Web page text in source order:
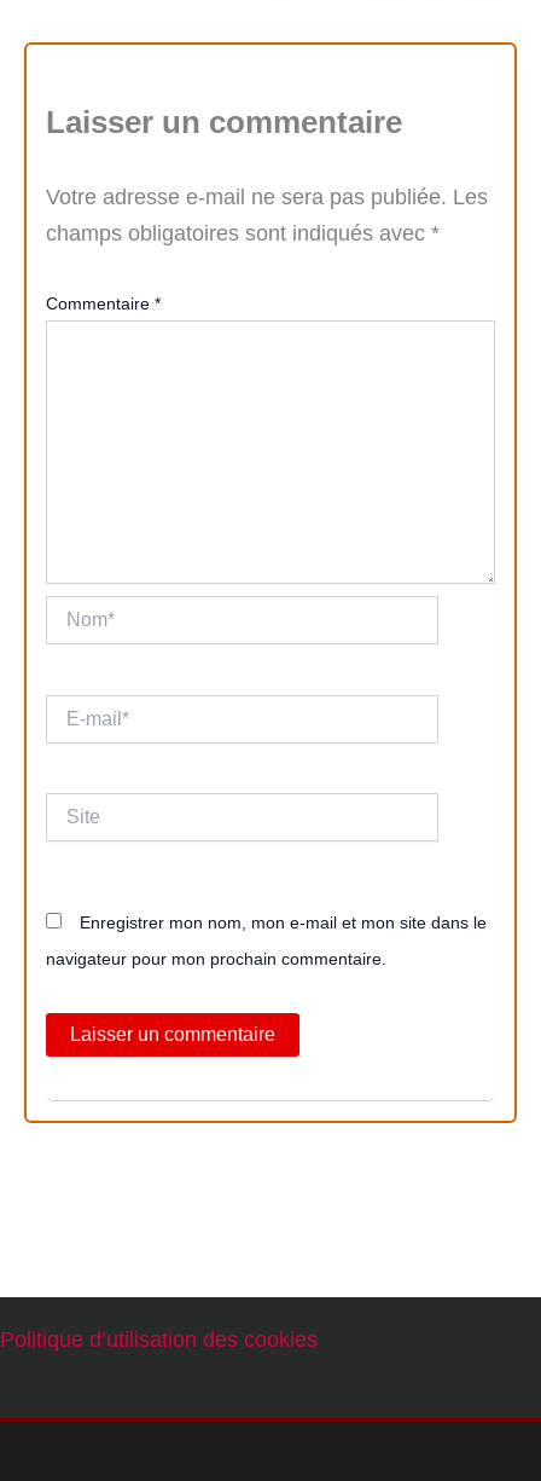
Laisser un commentaire
Votre adresse e-mail ne sera pas publiée. Les
champs obligatoires sont indiqués avec *
Commentaire *
Nom*
mail*
Site
Enregistrer mon nom, mon e-mail et mon site dans le
navigateur pour mon prochain commentaire.
Politique d’utilisation des cookies